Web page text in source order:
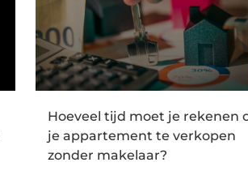
Hoeveel tijd moet je rekenen
je appartement te verkopen
zonder makelaar?